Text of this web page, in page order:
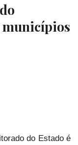
municípios
do Estado é